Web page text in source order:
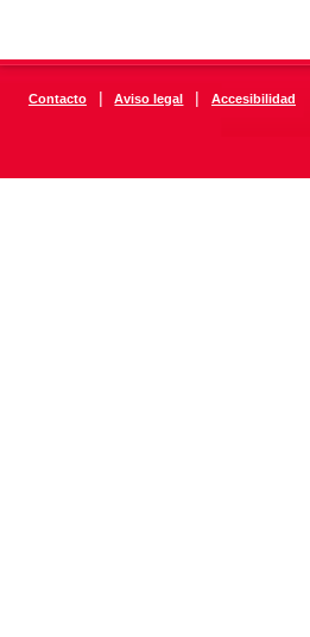
Contacto | Aviso legal | Accesibilidad